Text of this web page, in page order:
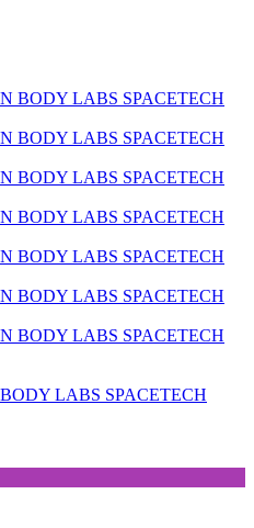
LABS SPACETECH